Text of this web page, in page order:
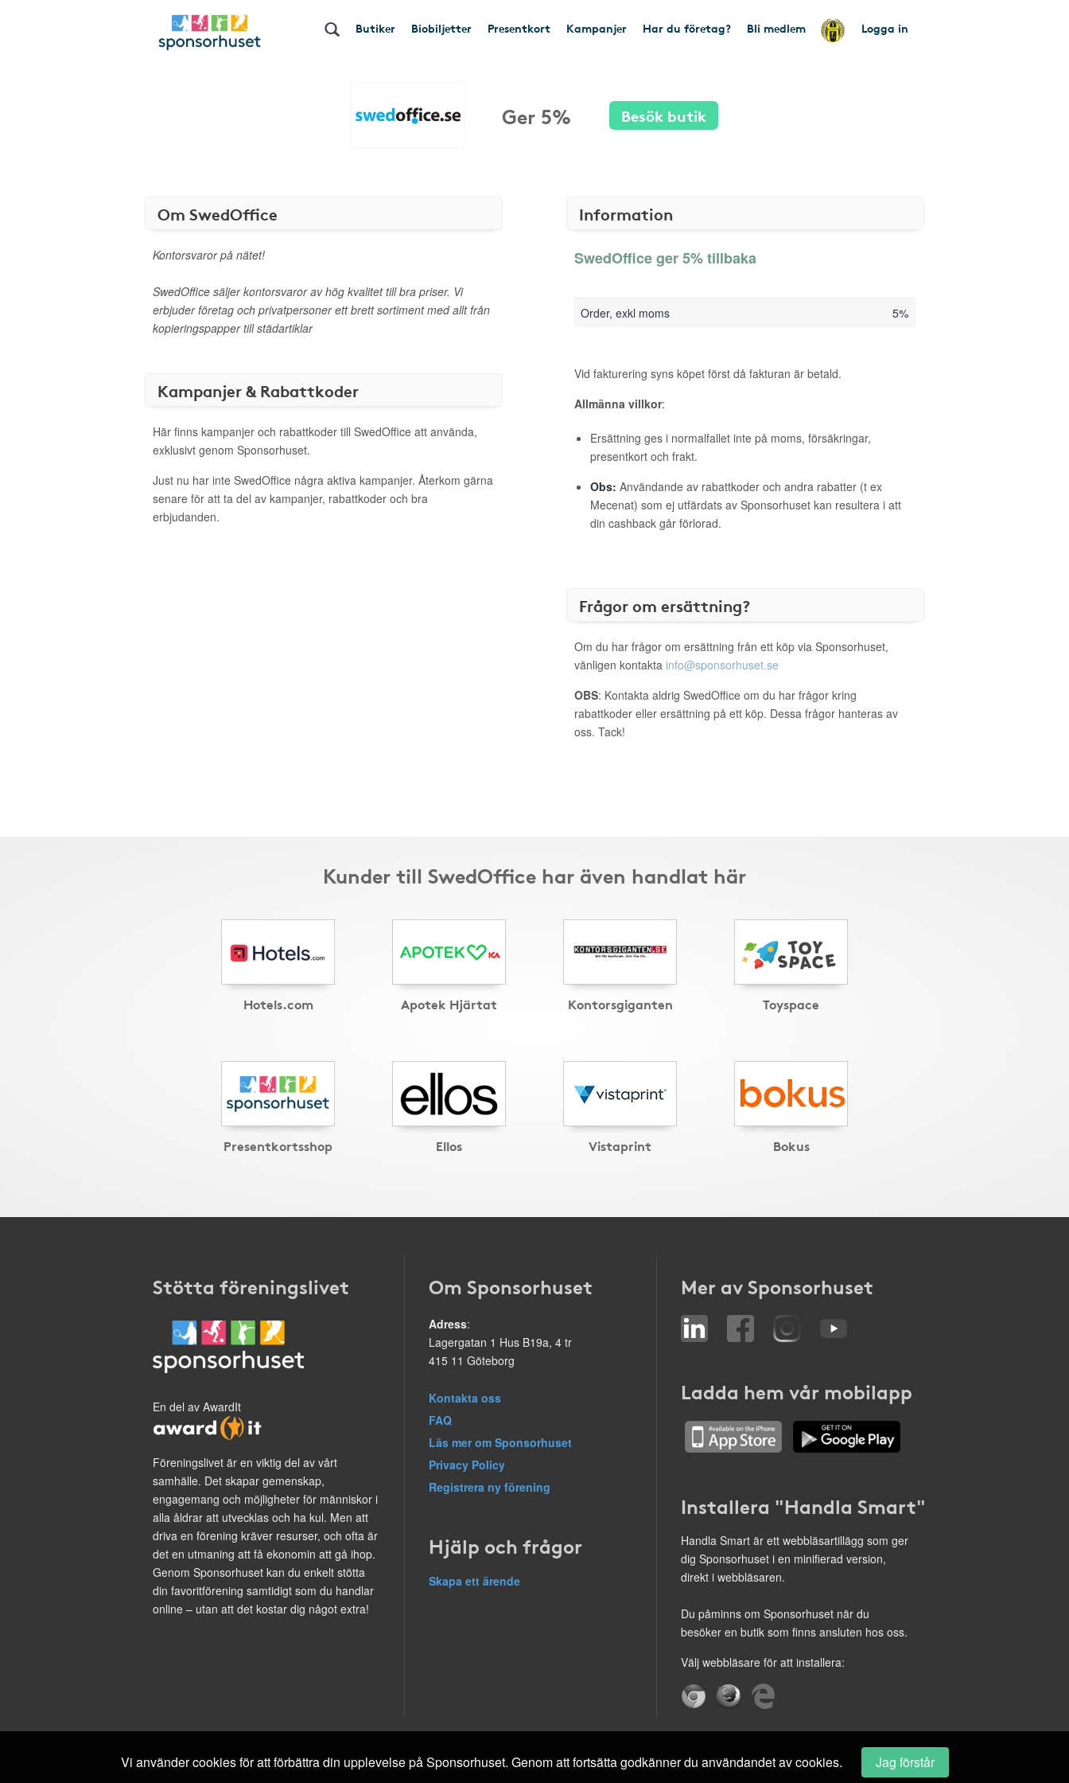
Butiker Biobiljetter Presentkort Kampanjer Har du företag? Bli medlem Logga in
Ger 5% Besök butik
Om SwedOffice
Kontorsvaror på nätet!
SwedOffice säljer kontorsvaror av hög kvalitet till bra priser. Vi
erbjuder företag och privatpersoner ett brett sortiment med allt från
kopieringspapper till städartiklar
Kampanjer & Rabattkoder
Här finns kampanjer och rabattkoder till SwedOffice att använda,
exklusivt genom Sponsorhuset.
Just nu har inte SwedOffice några aktiva kampanjer. Återkom gärna
senare för att ta del av kampanjer, rabattkoder och bra
erbjudanden.
Information
SwedOffice ger 5% tillbaka
Order, exkl moms 5%
Vid fakturering syns köpet först då fakturan är betald.
Allmänna villkor:
Ersättning ges i normalfallet inte på moms, försäkringar,
presentkort och frakt.
Obs: Användande av rabattkoder och andra rabatter (t ex
Mecenat) som ej utfärdats av Sponsorhuset kan resultera i att
din cashback går förlorad.
Frågor om ersättning?
Om du har frågor om ersättning från ett köp via Sponsorhuset,
vänligen kontakta info@sponsorhuset.se
OBS: Kontakta aldrig SwedOffice om du har frågor kring
rabattkoder eller ersättning på ett köp. Dessa frågor hanteras av
oss. Tack!
Kunder till SwedOffice har även handlat här
Hotels.com Apotek Hjärtat Kontorsgiganten Toyspace
Presentkortsshop Ellos Vistaprint Bokus
Stötta föreningslivet
En del av AwardIt
Föreningslivet är en viktig del av vårt
samhälle. Det skapar gemenskap,
engagemang och möjligheter för människor i
alla åldrar att utvecklas och ha kul. Men att
driva en förening kräver resurser, och ofta är
det en utmaning att få ekonomin att gå ihop.
Genom Sponsorhuset kan du enkelt stötta
din favoritförening samtidigt som du handlar
online – utan att det kostar dig något extra!
Om Sponsorhuset
Adress:
Lagergatan 1 Hus B19a, 4 tr
415 11 Göteborg
Kontakta oss
FAQ
Läs mer om Sponsorhuset
Privacy Policy
Registrera ny förening
Hjälp och frågor
Skapa ett ärende
Mer av Sponsorhuset
Ladda hem vår mobilapp
Installera "Handla Smart"
Handla Smart är ett webbläsartillägg som ger
dig Sponsorhuset i en minifierad version,
direkt i webbläsaren.
Du påminns om Sponsorhuset när du
besöker en butik som finns ansluten hos oss.
Välj webbläsare för att installera:
Vi använder cookies för att förbättra din upplevelse på Sponsorhuset. Genom att fortsätta godkänner du användandet av cookies. Jag förstår